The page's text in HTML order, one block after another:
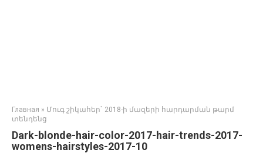
Главная » Մուգ շիկահեր` 2018-ի մազերի հարդարման թարմ
տենդենց
Dark-blonde-hair-color-2017-hair-trends-2017-
womens-hairstyles-2017-10